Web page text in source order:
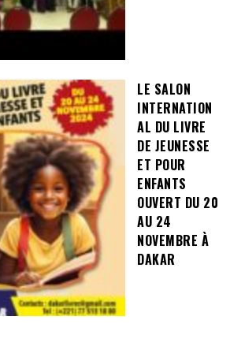
LE SALON
INTERNATION
AL DU LIVRE
DE JEUNESSE
ET POUR
ENFANTS
OUVERT DU 20
AU 24
NOVEMBRE À
DAKAR